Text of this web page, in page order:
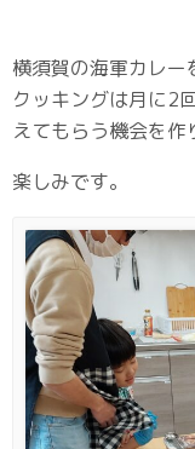
横須賀の海軍カレー
クッキングは月に2
えてもらう機会を作
楽しみです。